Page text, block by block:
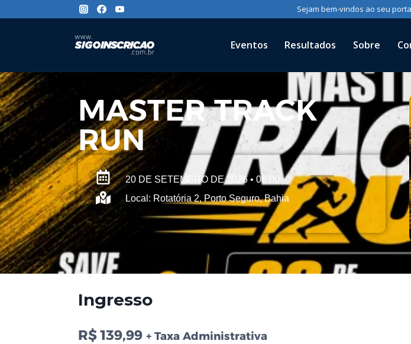
Sejam bem-vindos ao seu
Eventos Resultados Sobre
MASTER TRACK
RUN
20 DE SETEMBRO DE 2026 • 06:00
Local: Rotatória 2, Porto Seguro, Bahia
Ingresso
R$139,99 + Taxa Administrativa